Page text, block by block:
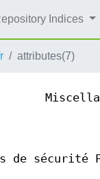
Indices
attributes(7)
de sécurité